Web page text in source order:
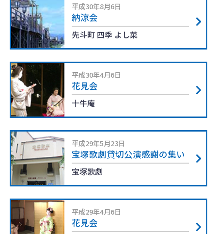
平成30年8月6日
納涼会
先斗町 四季 よし菜
平成30年4月6日
花見会
十牛庵
平成29年5月23日
宝塚歌劇貸切公演感謝の集い
宝塚歌劇
平成29年4月6日
花見会